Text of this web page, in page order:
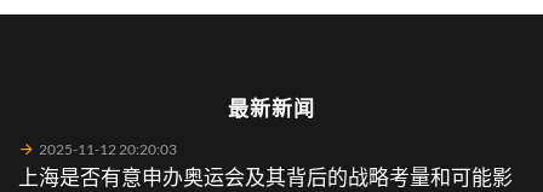
最新新闻
2025-11-12 20:20:03
上海是否有意申办奥运会及其背后的战略考量和可能影